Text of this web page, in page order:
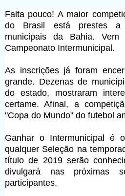
Falta pouco! A maior
do Brasil está prestes a
municipais da Bahia.
Campeonato Intermunicipal.
As inscrições já foram
grande. Dezenas de
do estado, mostraram
certame. Afinal, a
"Copa do Mundo" do futebol
Ganhar o Intermunicipal é
qualquer Seleção na
título de 2019 serão
divulgará nas próximas
participantes.